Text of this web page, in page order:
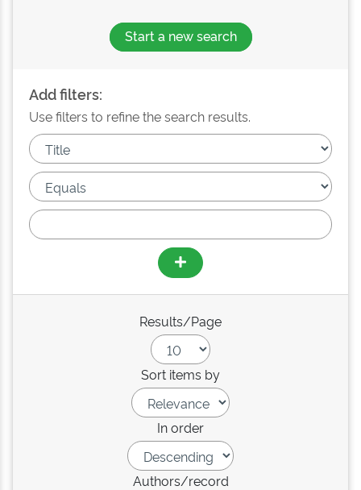
Start a new search
Add filters:
Use filters to refine the search results.
Results/Page
Sort items by
In order
Authors/record